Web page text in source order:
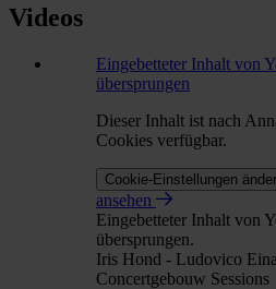
Videos
Eingebetteter Inhalt von
übersprungen
Dieser Inhalt ist nach
Cookies verfügbar.
Cookie-Einstellungen
ansehen
Eingebetteter Inhalt von
übersprungen.
Iris Hond - Ludovico
Concertgebouw Sessions